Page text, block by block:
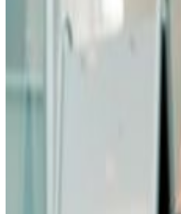
Disponible en
Argentina